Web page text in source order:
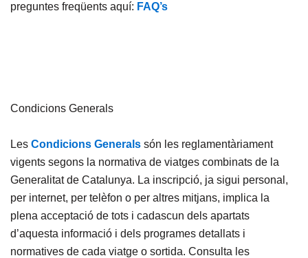
preguntes freqüents aquí: FAQ’s
Condicions Generals
Les Condicions Generals són les reglamentàriament
vigents segons la normativa de viatges combinats de la
Generalitat de Catalunya. La inscripció, ja sigui personal,
per internet, per telèfon o per altres mitjans, implica la
plena acceptació de tots i cadascun dels apartats
d’aquesta informació i dels programes detallats i
normatives de cada viatge o sortida. Consulta les